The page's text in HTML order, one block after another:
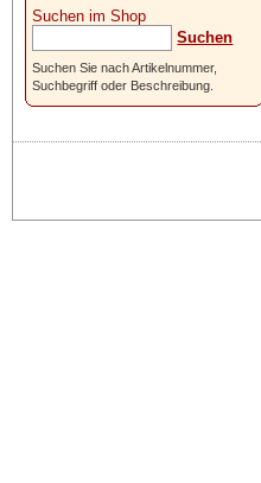
Suchen im Shop
Suchen
Suchen Sie nach Artikelnummer,
Suchbegriff oder Beschreibung.